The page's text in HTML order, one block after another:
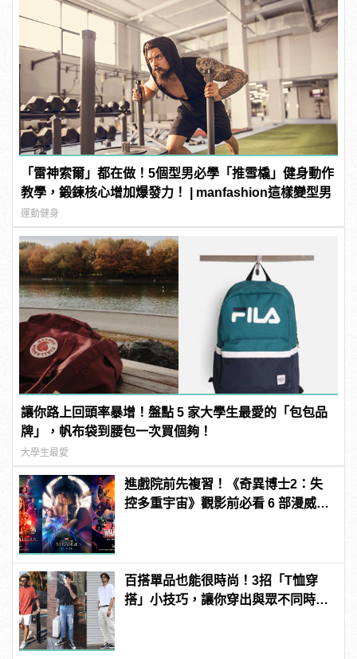
「雷神索爾」都在做！5個型男必學「推雪橇」健身動作
教學，鍛鍊核心增加爆發力！ | manfashion這樣變型男
運動健身
讓你路上回頭率暴增！盤點 5 家大學生最愛的「包包品
牌」，帆布袋到腰包一次買個夠！
大學生最愛
進戲院前先複習！《奇異博士2：失
控多重宇宙》觀影前必看 6 部漫威電
百搭單品也能很時尚！3招「T恤穿
搭」小技巧，讓你穿出與眾不同時髦